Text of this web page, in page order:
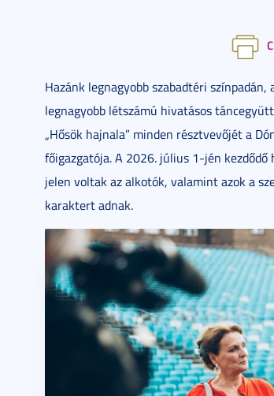
Hazánk legnagyobb szabadtéri
legnagyobb létszámú hivatásos
„Hősök hajnala” minden résztvevőjét a
főigazgatója. A 2026. július 1-jén
jelen voltak az alkotók, valamint azok a
karaktert adnak.